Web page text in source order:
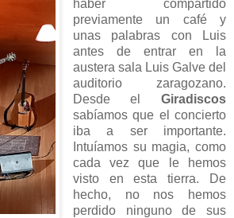
haber compartido
previamente un café y
unas palabras con Luis
antes de entrar en la
austera sala Luis Galve del
auditorio zaragozano.
Desde el Giradiscos
sabíamos que el concierto
iba a ser importante.
Intuíamos su magia, como
cada vez que le hemos
visto en esta tierra. De
hecho, no nos hemos
perdido ninguno de sus